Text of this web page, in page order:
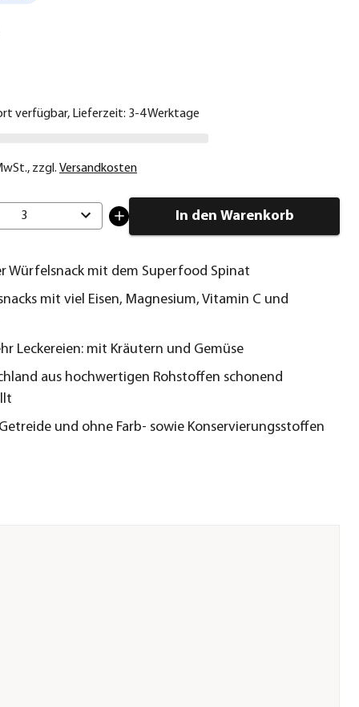
verfügbar, Lieferzeit: 3-4 Werktage
, zzgl. Versandkosten
3 In den Warenkorb
Würfelsnack mit dem Superfood Spinat
mit viel Eisen, Magnesium, Vitamin C und
Leckereien: mit Kräutern und Gemüse
aus hochwertigen Rohstoffen schonend
und ohne Farb- sowie Konservierungsstoffen